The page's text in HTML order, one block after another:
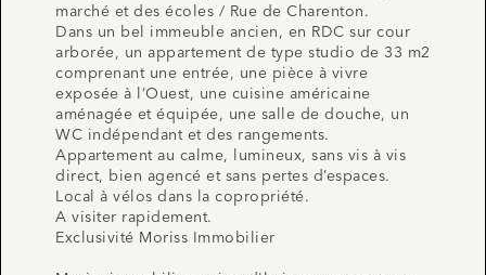
marché et des écoles / Rue de Charenton.
Dans un bel immeuble ancien, en RDC sur cour
arborée, un appartement de type studio de 33 m2
comprenant une entrée, une pièce à vivre
exposée à l’Ouest, une cuisine américaine
aménagée et équipée, une salle de douche, un
WC indépendant et des rangements.
Appartement au calme, lumineux, sans vis à vis
direct, bien agencé et sans pertes d’espaces.
Local à vélos dans la copropriété.
A visiter rapidement.
Exclusivité Moriss Immobilier